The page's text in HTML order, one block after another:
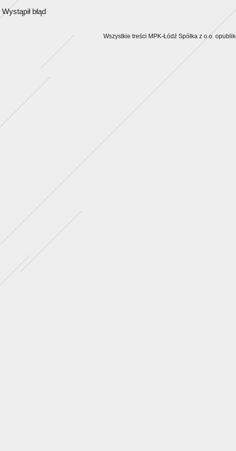
Wystąpił błąd
Wszystkie treści MPK-Łódź Spółka z o.o.